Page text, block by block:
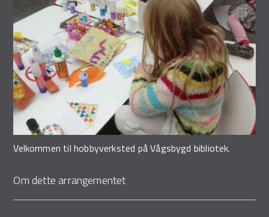
Arrangementer
Bibliotekene
Nyheter
Digitale tjenester
Vi tilbyr
UNG
Velkommen til hobbyverksted på Vågsbygd bibliotek.
Om dette arrangementet